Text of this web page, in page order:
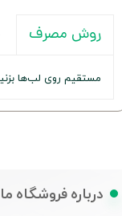
روش مصرف
مستقیم روی لب‌ها
درباره فروشگاه ما